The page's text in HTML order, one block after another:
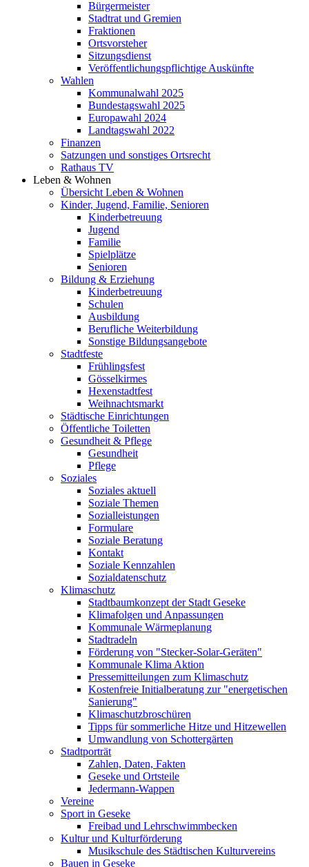
Bürgermeister
Stadtrat und Gremien
Fraktionen
Ortsvorsteher
Sitzungsdienst
Veröffentlichungspflichtige Auskünfte
Wahlen
Kommunalwahl 2025
Bundestagswahl 2025
Europawahl 2024
Landtagswahl 2022
Finanzen
Satzungen und sonstiges Ortsrecht
Rathaus TV
Leben & Wohnen
Übersicht Leben & Wohnen
Kinder, Jugend, Familie, Senioren
Kinderbetreuung
Jugend
Familie
Spielplätze
Senioren
Bildung & Erziehung
Kinderbetreuung
Schulen
Ausbildung
Berufliche Weiterbildung
Sonstige Bildungsangebote
Stadtfeste
Frühlingsfest
Gösselkirmes
Hexenstadtfest
Weihnachtsmarkt
Städtische Einrichtungen
Öffentliche Toiletten
Gesundheit & Pflege
Gesundheit
Pflege
Soziales
Soziales aktuell
Soziale Themen
Sozialleistungen
Formulare
Soziale Beratung
Kontakt
Soziale Kennzahlen
Sozialdatenschutz
Klimaschutz
Stadtbaumkonzept der Stadt Geseke
Klimafolgen und Anpassungen
Kommunale Wärmeplanung
Stadtradeln
Förderung von "Stecker-Solar-Geräten"
Kommunale Klima Aktion
Pressemitteilungen zum Klimaschutz
Kostenfreie Initialberatung zur "energetischen
Sanierung"
Klimaschutzbroschüren
Tipps für sommerliche Hitze und Hitzewellen
Umwandlung von Schottergärten
Stadtporträt
Zahlen, Daten, Fakten
Geseke und Ortsteile
Jedermann-Wappen
Vereine
Sport in Geseke
Freibad und Lehrschwimmbecken
Kultur und Kulturförderung
Musikschule des Städtischen Kulturvereins
Bauen in Geseke